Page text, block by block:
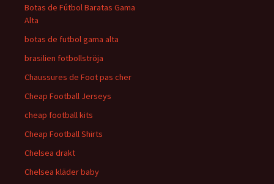
Botas de Fútbol Baratas Gama
Alta
botas de futbol gama alta
brasilien fotbollströja
Chaussures de Foot pas cher
Cheap Football Jerseys
cheap football kits
Cheap Football Shirts
Chelsea drakt
Chelsea kläder baby